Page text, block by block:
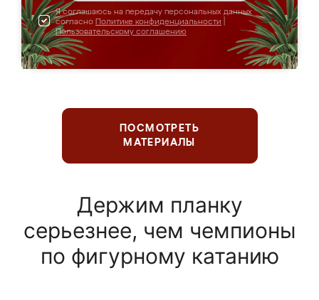
Я соглашаюсь на передачу персональных данных
согласно Политике конфиденциальности
Пользовательскому соглашению
ПОСМОТРЕТЬ
МАТЕРИАЛЫ
Держим планку
серьезнее, чем чемпионы
по фигурному катанию